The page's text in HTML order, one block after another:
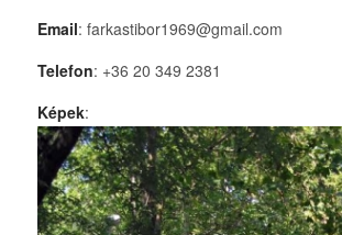
Email: farkastibor1969@gmail.com
Telefon: +36 20 349 2381
Képek: